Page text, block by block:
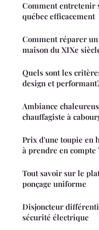
Comment entretenir
québec efficacement
Comment réparer
maison du XIXe
Quels sont les
design et
Ambiance
chauffagiste à
Prix d'une toupie en
à prendre en compte
Tout savoir sur le
ponçage uniforme
Disjoncteur
sécurité électrique